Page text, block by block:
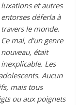
luxations et autres
entorses déferla à
travers le monde.
Ce mal, d’un genre
nouveau, était
inexplicable. Les
Aucun
mais tous
ou aux poignets